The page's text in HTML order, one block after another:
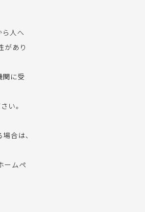
人へ
があり
関に受
い。
合は、
ームペ